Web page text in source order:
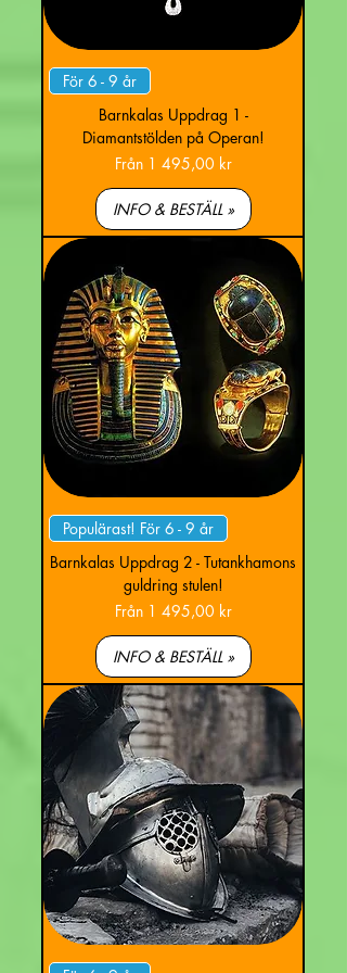
För 6 - 9 år
Barnkalas Uppdrag 1 -
Diamantstölden på Operan!
Från 1 495,00 kr
Reapris
INFO & BESTÄLL »
Populärast! För 6 - 9 år
Barnkalas Uppdrag 2 - Tutankhamons
guldring stulen!
Från 1 495,00 kr
Reapris
INFO & BESTÄLL »